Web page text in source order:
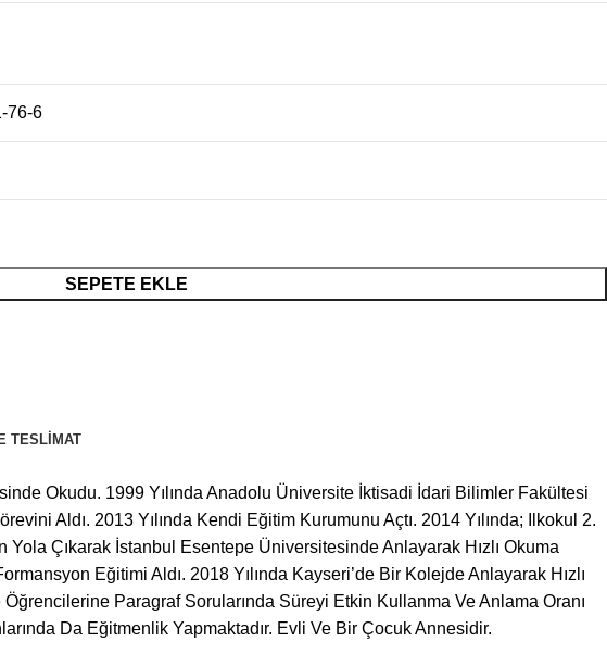
76-6
SEPETE EKLE
TESLIMAT
Okudu. 1999 Yılında Anadolu Üniversite İktisadi İdari Bilimler Fakültesi
Aldı. 2013 Yılında Kendi Eğitim Kurumunu Açtı. 2014 Yılında; Ilkokul 2.
Çıkarak İstanbul Esentepe Üniversitesinde Anlayarak Hızlı Okuma
Eğitimi Aldı. 2018 Yılında Kayseri’de Bir Kolejde Anlayarak Hızlı
Paragraf Sorularında Süreyi Etkin Kullanma Ve Anlama Oranı
Da Eğitmenlik Yapmaktadır. Evli Ve Bir Çocuk Annesidir.